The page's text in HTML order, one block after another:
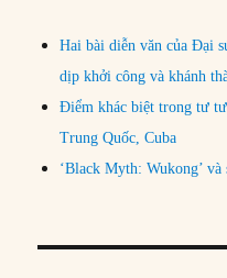
Hai bài diễn văn của Đại
dịp khởi công và khánh
Điểm khác biệt trong tư
Trung Quốc, Cuba
‘Black Myth: Wukong’